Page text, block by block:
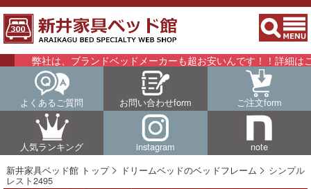
社は、ブランドベッドメーカーも超お安いんです！！詳細はこちらを
よくあるご質問 お問い合わせform ご注文form
人気ランキング instagram
note
新井家具ベッド館 トップ
ドリームベッドのベッドフレーム シンプル
レスト2495